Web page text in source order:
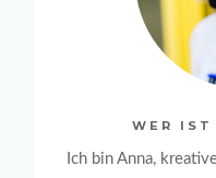
WER
Ich bin Anna,